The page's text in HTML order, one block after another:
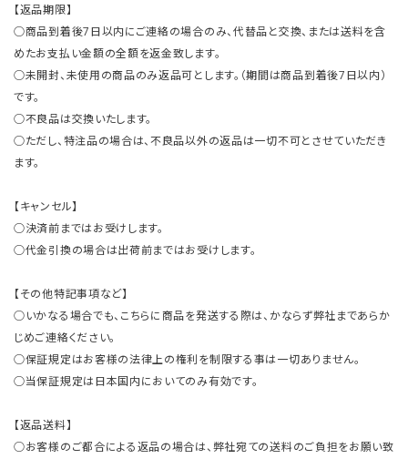
【返品期限】
○商品到着後7日以内にご連絡の場合のみ、代替品と交換、または送料を含
めたお支払い金額の全額を返金致します。
○未開封、未使用の商品のみ返品可とします。（期間は商品到着後7日以内）
です。
○不良品は交換いたします。
○ただし、特注品の場合は、不良品以外の返品は一切不可とさせていただき
ます。
【キャンセル】
○決済前まではお受けします。
○代金引換の場合は出荷前まではお受けします。
【その他特記事項など】
○いかなる場合でも、こちらに商品を発送する際は、かならず弊社まであらか
じめご連絡ください。
○保証規定はお客様の法律上の権利を制限する事は一切ありません。
○当保証規定は日本国内においてのみ有効です。
【返品送料】
○お客様のご都合による返品の場合は、弊社宛ての送料のご負担をお願い致